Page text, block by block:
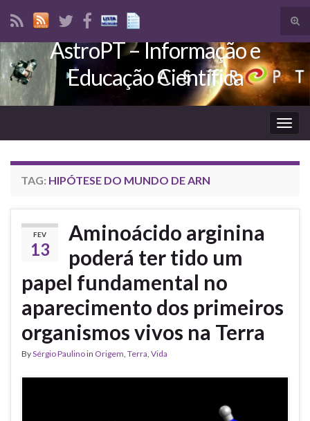
Search for:
AstroPT – Informação e
Educação Científica
TAG: HIPÓTESE DO MUNDO DE ARN
FEV
13
Aminoácido arginina
poderá ter tido um
papel fundamental no
aparecimento dos primeiros
organismos vivos na Terra
BySérgio Paulinoin Origem, Terra, Vida